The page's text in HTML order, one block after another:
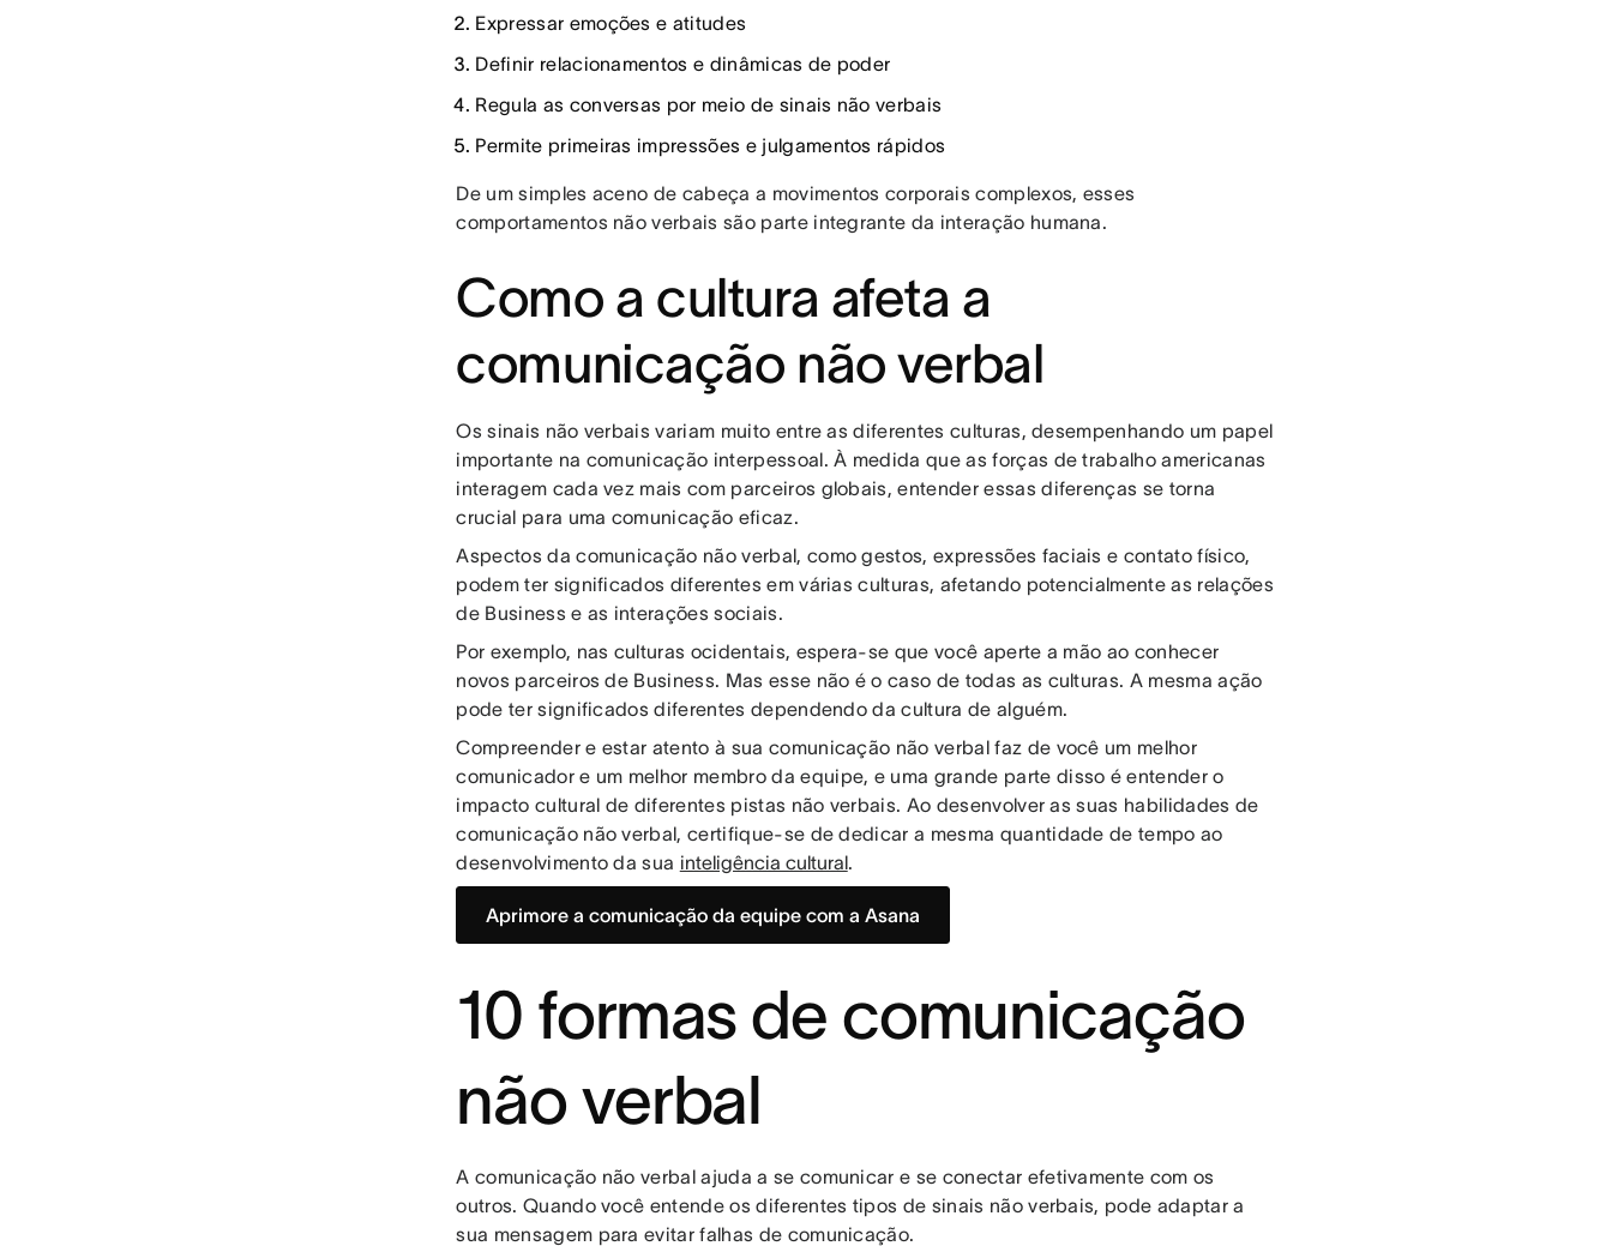
Expressar emoções e atitudes
Definir relacionamentos e dinâmicas de poder
Regula as conversas por meio de sinais não verbais
Permite primeiras impressões e julgamentos rápidos
De um simples aceno de cabeça a movimentos corporais complexos, esses
comportamentos não verbais são parte integrante da interação humana.
Como a cultura afeta a
comunicação não verbal
Os sinais não verbais variam muito entre as diferentes culturas, desempenhando um papel
importante na comunicação interpessoal. À medida que as forças de trabalho americanas
interagem cada vez mais com parceiros globais, entender essas diferenças se torna
crucial para uma comunicação eficaz.
Aspectos da comunicação não verbal, como gestos, expressões faciais e contato físico,
podem ter significados diferentes em várias culturas, afetando potencialmente as relações
de Business e as interações sociais.
Por exemplo, nas culturas ocidentais, espera-se que você aperte a mão ao conhecer
novos parceiros de Business. Mas esse não é o caso de todas as culturas. A mesma ação
pode ter significados diferentes dependendo da cultura de alguém.
Compreender e estar atento à sua comunicação não verbal faz de você um melhor
comunicador e um melhor membro da equipe, e uma grande parte disso é entender o
impacto cultural de diferentes pistas não verbais. Ao desenvolver as suas habilidades de
comunicação não verbal, certifique-se de dedicar a mesma quantidade de tempo ao
desenvolvimento da sua inteligência cultural.
Aprimore a comunicação da equipe com a Asana
10 formas de comunicação
não verbal
A comunicação não verbal ajuda a se comunicar e se conectar efetivamente com os
outros. Quando você entende os diferentes tipos de sinais não verbais, pode adaptar a
sua mensagem para evitar falhas de comunicação.